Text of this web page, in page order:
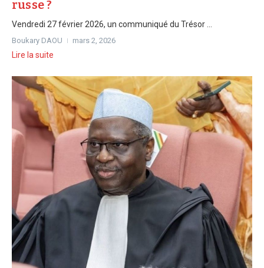
russe ?
Vendredi 27 février 2026, un communiqué du Trésor ...
Boukary DAOU mars 2, 2026
Lire la suite